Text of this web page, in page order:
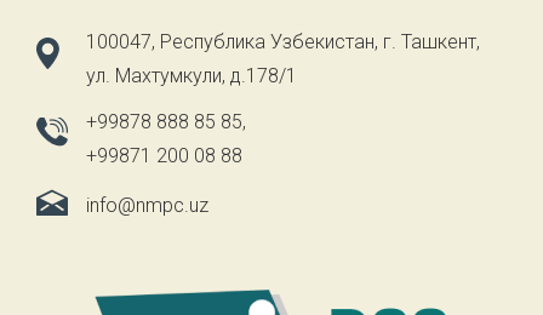
100047, Республика Узбекистан, г. Ташкент,
ул. Махтумкули, д.178/1
+99878 888 85 85,
+99871 200 08 88
info@nmpc.uz